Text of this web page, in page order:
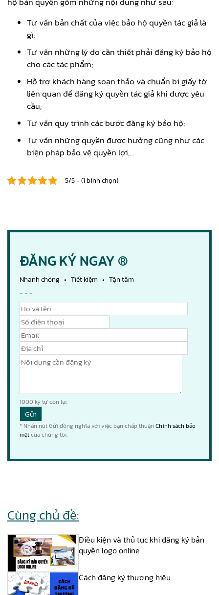
Tư vấn bản chất của việc bảo hộ quyền tác giả là
gì;
Tư vấn những lý do cần thiết phải đăng ký bảo hộ
cho các tác phẩm;
Hỗ trợ khách hàng soạn thảo và chuẩn bị giấy tờ
liên quan để đăng ký quyền tác giả khi được yêu
cầu;
Tư vấn quy trình các bước đăng ký bảo hộ;
Tư vấn những quyền được hưởng cũng như các
biện pháp bảo vệ quyền lợi,…
5/5 - (1 bình chọn)
ĐĂNG KÝ NGAY ®
Nhanh chóng • Tiết kiệm • Tận tâm
- - -
1000 ký tự còn lại.
* Nhấn nút Gửi đồng nghĩa với việc bạn chấp thuận Chính sách bảo
mậtcủa chúng tôi.
Cùng chủ đề:
Điều kiện và thủ tục khi đăng ký bản
quyền logo online
Cách đăng ký thương hiệu